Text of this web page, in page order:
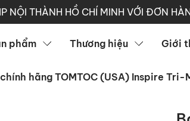
NỘI THÀNH HỒ CHÍ MINH VỚI ĐƠN
phẩm Thương hiệu Giới
hãng TOMTOC (USA) Inspire